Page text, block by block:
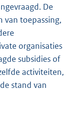
De
van toepassing,
organisaties
subsidies of
activiteiten,
stand van